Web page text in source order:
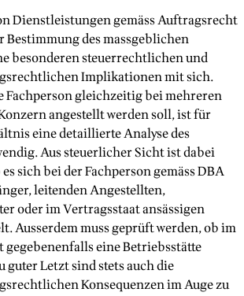
Dienstleistungen gemäss Auftragsrecht
des massgeblichen
besonderen steuerrechtlichen und
Implikationen mit sich.
Fachperson gleichzeitig bei mehreren
angestellt werden soll, ist für
eine detaillierte Analyse des
Aus steuerlicher Sicht ist dabei
sich bei der Fachperson gemäss DBA
leitenden Angestellten,
oder im Vertragsstaat ansässigen
Ausserdem muss geprüft werden, ob im
gegebenenfalls eine Betriebsstätte
guter Letzt sind stets auch die
Konsequenzen im Auge zu